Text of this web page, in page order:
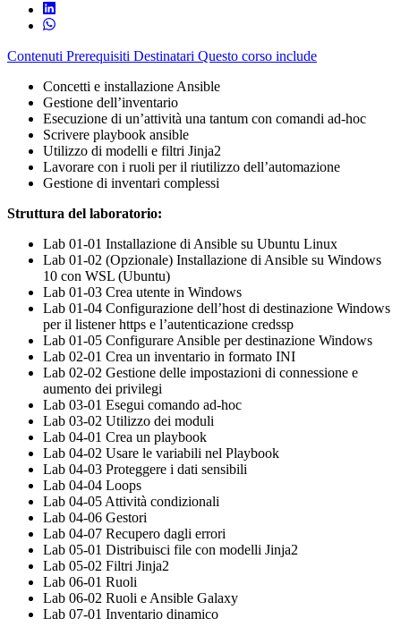
Contenuti Prerequisiti Destinatari Questo corso include
Concetti e installazione Ansible
Gestione dell’inventario
Esecuzione di un’attività una tantum con comandi ad-hoc
Scrivere playbook ansible
Utilizzo di modelli e filtri Jinja2
Lavorare con i ruoli per il riutilizzo dell’automazione
Gestione di inventari complessi
Struttura del laboratorio:
Lab 01-01 Installazione di Ansible su Ubuntu Linux
Lab 01-02 (Opzionale) Installazione di Ansible su Windows
10 con WSL (Ubuntu)
Lab 01-03 Crea utente in Windows
Lab 01-04 Configurazione dell’host di destinazione Windows
per il listener https e l’autenticazione credssp
Lab 01-05 Configurare Ansible per destinazione Windows
Lab 02-01 Crea un inventario in formato INI
Lab 02-02 Gestione delle impostazioni di connessione e
aumento dei privilegi
Lab 03-01 Esegui comando ad-hoc
Lab 03-02 Utilizzo dei moduli
Lab 04-01 Crea un playbook
Lab 04-02 Usare le variabili nel Playbook
Lab 04-03 Proteggere i dati sensibili
Lab 04-04 Loops
Lab 04-05 Attività condizionali
Lab 04-06 Gestori
Lab 04-07 Recupero dagli errori
Lab 05-01 Distribuisci file con modelli Jinja2
Lab 05-02 Filtri Jinja2
Lab 06-01 Ruoli
Lab 06-02 Ruoli e Ansible Galaxy
Lab 07-01 Inventario dinamico